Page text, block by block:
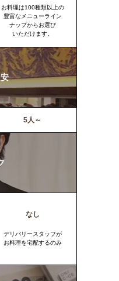
お料理は100種類以上の
豊富なメニューライン
ナップからお選び
いただけます。
5人～
なし
デリバリースタッフが
お料理を宅配するのみ